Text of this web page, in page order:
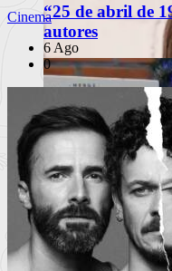
“25 de abril de
autores
Cinema
6 Ago
0
À escuta na Rua